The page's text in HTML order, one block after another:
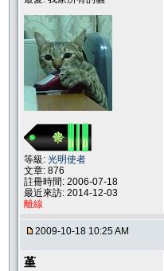
等級: 光明使者
文章: 876
註冊時間: 2006-07-18
最近來訪: 2014-12-03
離線
2009-10-18 10:25 AM
堇